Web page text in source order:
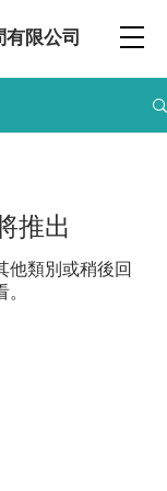
限公司
推出
他類別或稍後回
。
管理顧問有限公司. All